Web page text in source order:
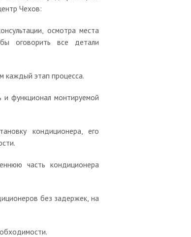
Чехов:
осмотра места
оговорить все детали
каждый этап процесса.
и функционал монтируемой
кондиционера, его
часть кондиционера
без задержек, на